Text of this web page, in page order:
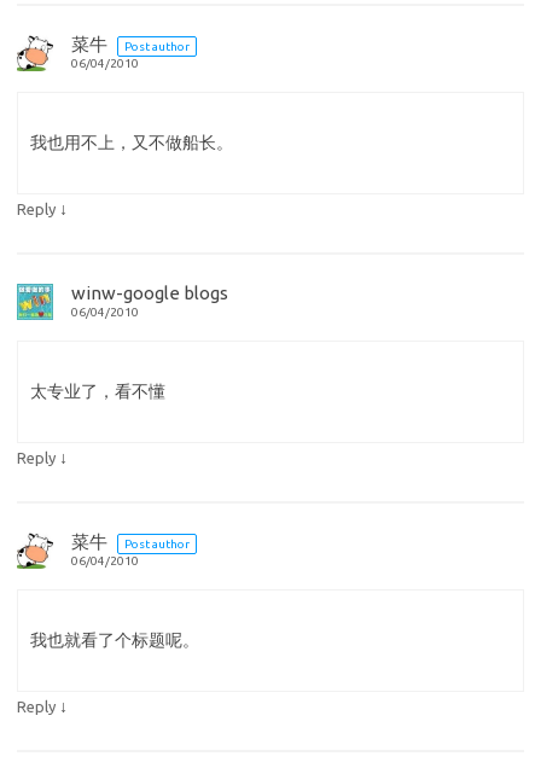
菜牛
Post author
06/04/2010
我也用不上，又不做船长。
Reply ↓
winw-google blogs
06/04/2010
太专业了，看不懂
Reply ↓
菜牛
Post author
06/04/2010
我也就看了个标题呢。
Reply ↓